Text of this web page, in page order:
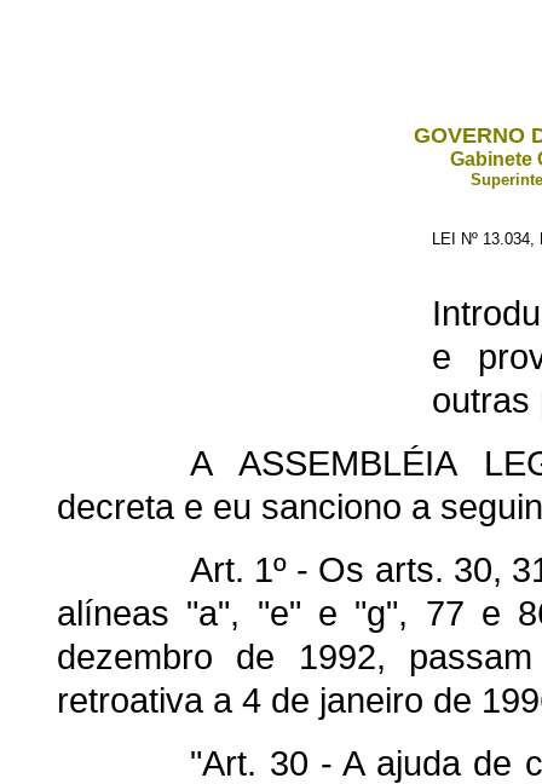
GOVERNO
Gabinete
LEI Nº
e
outras
A ASSEMBLÉIA
decreta e eu sanciono a
Art. 1º - Os arts. 30,
alíneas "a", "e" e "g", 77 e
dezembro de 1992,
retroativa a 4 de janeiro de
"Art. 30 - A ajuda de